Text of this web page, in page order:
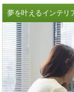
夢を叶えるインテリ